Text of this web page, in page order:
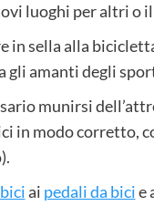
luoghi per altri o
in sella alla
gli amanti degli
munirsi
in modo corretto,
ai pedali da bicie